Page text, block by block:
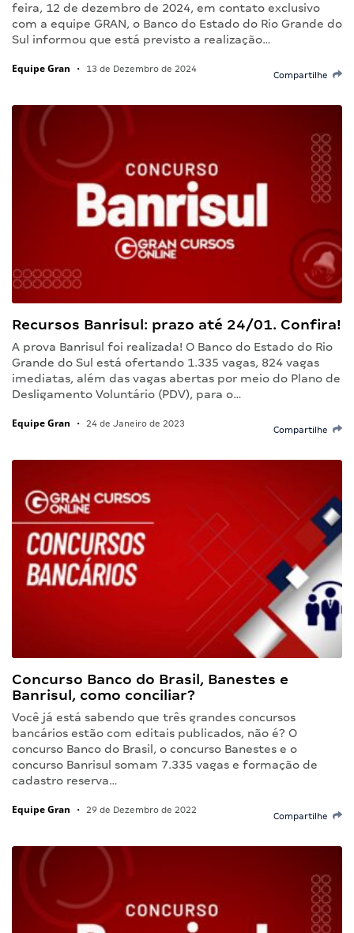
feira, 12 de dezembro de 2024, em contato exclusivo
com a equipe GRAN, o Banco do Estado do Rio Grande do
Sul informou que está previsto a realização…
Equipe Gran • 13 de Dezembro de 2024
Compartilhe
Recursos Banrisul: prazo até 24/01. Confira!
A prova Banrisul foi realizada! O Banco do Estado do Rio
Grande do Sul está ofertando 1.335 vagas, 824 vagas
imediatas, além das vagas abertas por meio do Plano de
Desligamento Voluntário (PDV), para o…
Equipe Gran • 24 de Janeiro de 2023
Compartilhe
Concurso Banco do Brasil, Banestes e
Banrisul, como conciliar?
Você já está sabendo que três grandes concursos
bancários estão com editais publicados, não é? O
concurso Banco do Brasil, o concurso Banestes e o
concurso Banrisul somam 7.335 vagas e formação de
cadastro reserva…
Equipe Gran • 29 de Dezembro de 2022
Compartilhe